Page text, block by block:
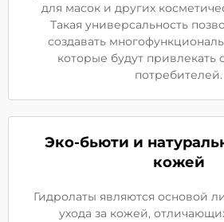
для масок и других
Такая универсальность
создавать
которые будут привлекать
потребителей.
Эко-бьюти и
кожей
Гидролаты являются основой
ухода за кожей,